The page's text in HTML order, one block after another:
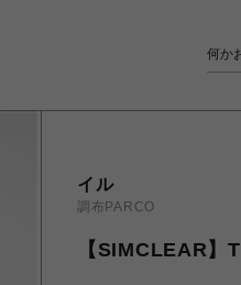
イル
調布PARCO
【SIMCLEAR